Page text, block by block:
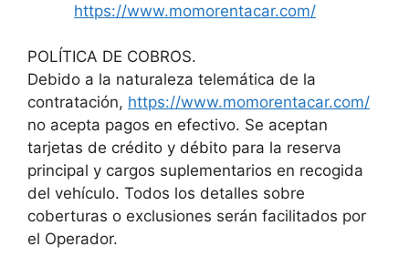
https://www.momorentacar.com/
POLÍTICA DE COBROS.
Debido a la naturaleza telemática de la
contratación, https://www.momorentacar.com/
no acepta pagos en efectivo. Se aceptan
tarjetas de crédito y débito para la reserva
principal y cargos suplementarios en recogida
del vehículo. Todos los detalles sobre
coberturas o exclusiones serán facilitados por
el Operador.